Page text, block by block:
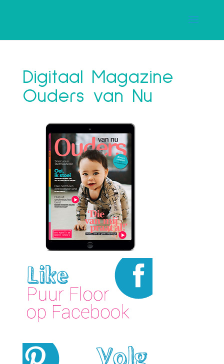
Digitaal Magazine
Ouders van Nu